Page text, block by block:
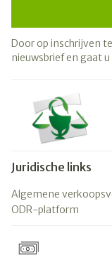
Door op inschrijven
nieuwsbrief en gaat
Juridische links
Algemene
ODR-platform